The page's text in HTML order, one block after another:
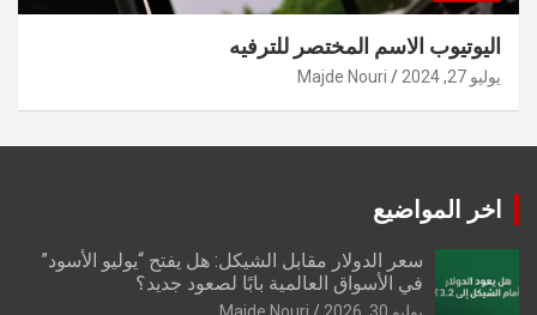
اليوتيوب الاسم المختصر للترفيه
يوليو 27, 2024 Majde Nouri
اخر المواضيع
سعر الدولار مقابل الشيكل: هل يفتح “يوليو الأسود”
في الأسواق العالمية بابًا لصعود جديد؟
يوليو 30, 2026 Majde Nouri